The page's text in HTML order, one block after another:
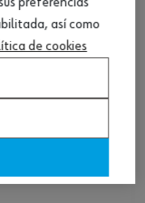
preferencias
así como
de cookies